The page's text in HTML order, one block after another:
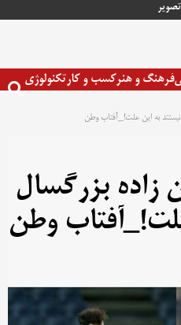
تصویر
فرهنگ و هنرکسب و کارتکنولوژی
به این علت!_آفتاب وطن
زاده بزرگسال
وطن